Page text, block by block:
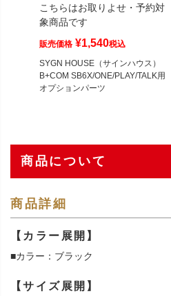
こちらはお取りよせ・予約対
象商品です
販売価格 ¥1,540税込
SYGN HOUSE（サインハウス）
B+COM SB6X/ONE/PLAY/TALK用
オプションパーツ
商品について
商品詳細
【カラー展開】
■カラー：ブラック
【サイズ展開】